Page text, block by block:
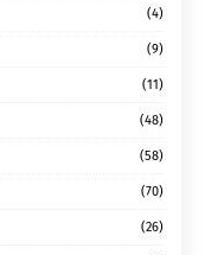
(4)
(9)
(11)
(48)
(58)
(70)
(26)